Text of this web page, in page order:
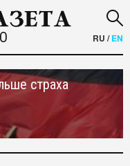
RU /EN
страха